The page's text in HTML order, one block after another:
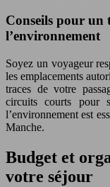
Conseils pour un
l’environnement
Soyez un voyageur
les emplacements
traces de votre
circuits courts pour
l’environnement est
Manche.
Budget et
votre séjour